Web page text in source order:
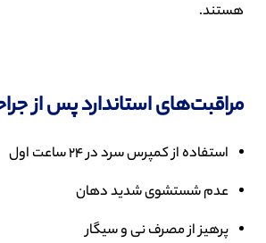
هستند.
مراقبت‌های استاندارد پس از
استفاده از کمپرس سرد در 24 ساعت اول
عدم شستشوی شدید دهان
پرهیز از مصرف نی و سیگار